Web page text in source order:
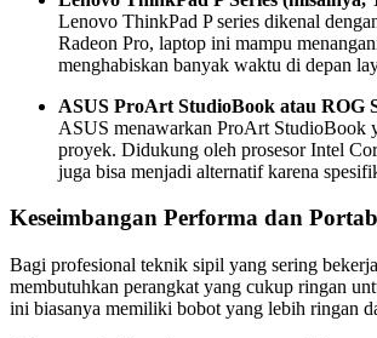
Lenovo ThinkPad P series dikenal
Radeon Pro, laptop ini mampu
menghabiskan banyak waktu di depan
ASUS ProArt StudioBook atau ROG
ASUS menawarkan ProArt StudioBook
proyek. Didukung oleh prosesor Intel
juga bisa menjadi alternatif karena
Keseimbangan Performa dan
Bagi profesional teknik sipil yang sering
membutuhkan perangkat yang cukup ringan
ini biasanya memiliki bobot yang lebih ringan